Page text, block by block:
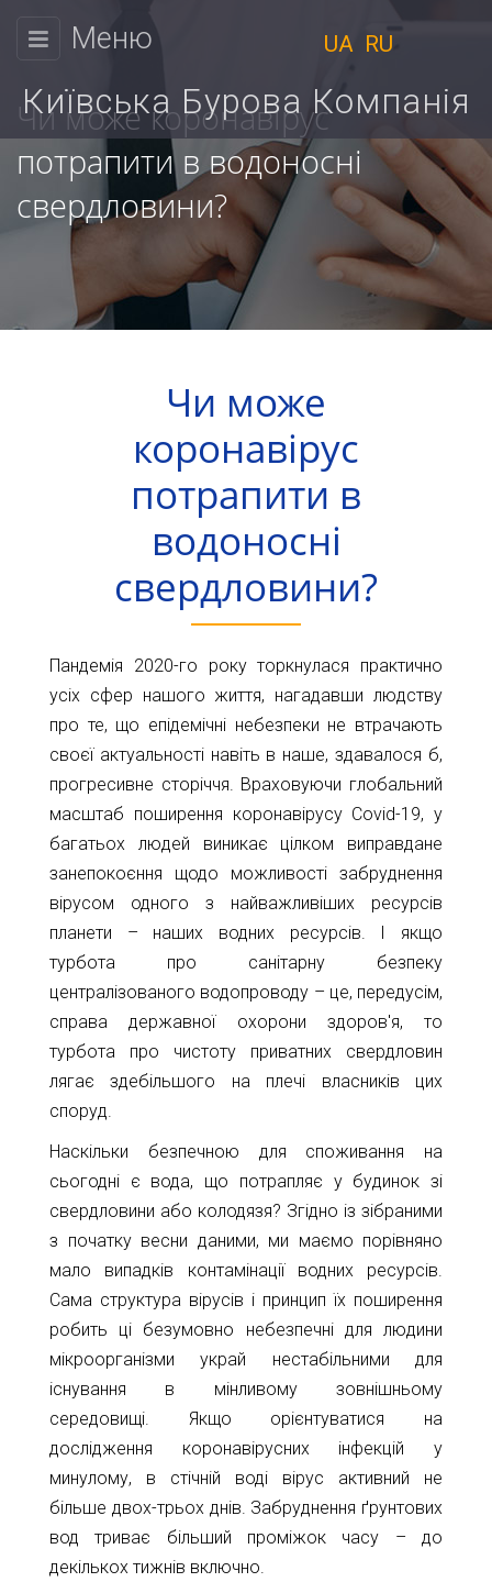
КИЇВСЬКА
КОМПАНІЯ
Фізичним
особам
Юридичним
особам
Новини
Статті
Відгуки
Контакти
Ми
працюємо
9:00
Велика
Окружна,
(біля
гіпермаркету
Ашан)
+38044-
02-
02
+38098-
856-
11-
61
info@1kbk.com.ua
Меню
Київська Бурова Компанія
UA RU
Чи може коронавірус
потрапити в водоносні
свердловини?
Чи може
коронавірус
потрапити в
водоносні
свердловини?
Пандемія 2020-го року торкнулася практично
усіх сфер нашого життя, нагадавши людству
про те, що епідемічні небезпеки не втрачають
своєї актуальності навіть в наше, здавалося б,
прогресивне сторіччя. Враховуючи глобальний
масштаб поширення коронавірусу Covid-19, у
багатьох людей виникає цілком виправдане
занепокоєння щодо можливості забруднення
вірусом одного з найважливіших ресурсів
планети – наших водних ресурсів. І якщо
турбота про санітарну безпеку
централізованого водопроводу – це, передусім,
справа державної охорони здоров'я, то
турбота про чистоту приватних свердловин
лягає здебільшого на плечі власників цих
споруд.
Наскільки безпечною для споживання на
сьогодні є вода, що потрапляє у будинок зі
свердловини або колодязя? Згідно із зібраними
з початку весни даними, ми маємо порівняно
мало випадків контамінації водних ресурсів.
Сама структура вірусів і принцип їх поширення
робить ці безумовно небезпечні для людини
мікроорганізми украй нестабільними для
існування в мінливому зовнішньому
середовищі. Якщо орієнтуватися на
дослідження коронавірусних інфекцій у
минулому, в стічній воді вірус активний не
більше двох-трьох днів. Забруднення ґрунтових
вод триває більший проміжок часу – до
декількох тижнів включно.